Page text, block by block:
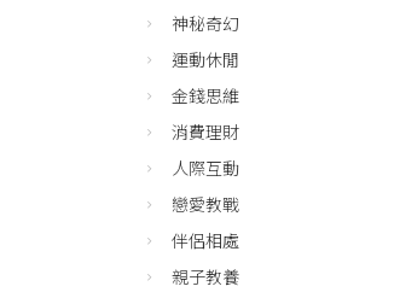
神秘奇幻
運動休閒
金錢思維
消費理財
人際互動
戀愛教戰
伴侶相處
親子教養